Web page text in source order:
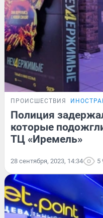
ПРОИСШЕСТВИЯ
Полиция
которые
ТЦ «Иремель»
28 сентября, 2023, 14:34 5